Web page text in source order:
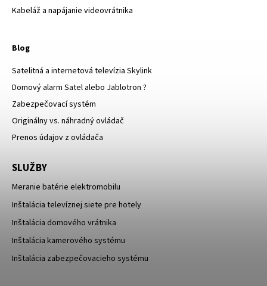
Kabeláž a napájanie videovrátnika
Blog
Satelitná a internetová televízia Skylink
Domový alarm Satel alebo Jablotron ?
Zabezpečovací systém
Originálny vs. náhradný ovládač
Prenos údajov z ovládača
SLUŽBY
Meranie batérie elektromobilu
Inštalácia televíznej siete pre hotely
Inštalácia domového vrátnika
Inštalácia kamerového systému
Inštalácia zabezpečovacieho systému